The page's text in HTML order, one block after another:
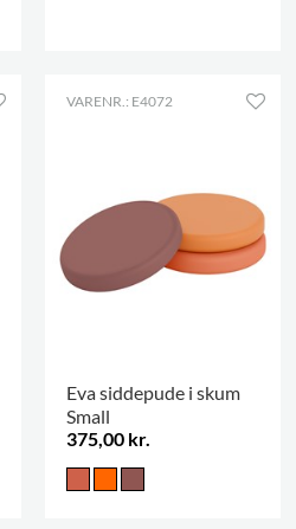
VARENR.: E4072
Eva siddepude i skum
Small
375,00 kr.